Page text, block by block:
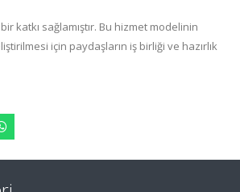
bir katkı sağlamıştır. Bu hizmet modelinin
için paydaşların iş birliği ve hazırlık